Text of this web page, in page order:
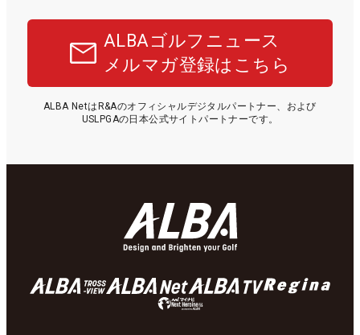
ALBAゴルフニュース
メルマガ登録はこちら
ALBA NetはR&Aのオフィシャルデジタルパートナー、および
USLPGAの日本公式サイトパートナーです。